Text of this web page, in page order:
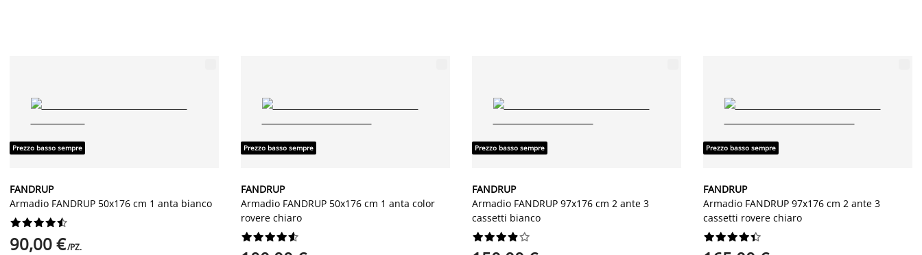
Prezzo basso sempre
FANDRUP
Armadio FANDRUP 50x176 cm 1 anta bianco






90,00 €/PZ.
Prezzo basso sempre
FANDRUP
Armadio FANDRUP 50x176 cm 1 anta color
rovere chiaro






Prezzo basso sempre
FANDRUP
Armadio FANDRUP 97x176 cm 2 ante 3
cassetti bianco






Prezzo basso sempre
FANDRUP
Armadio FANDRUP 97x176 cm 2 ante 3
cassetti rovere chiaro





